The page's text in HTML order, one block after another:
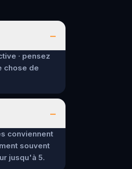
–
· pensez
chose de
–
conviennent
souvent
jusqu'à 5.